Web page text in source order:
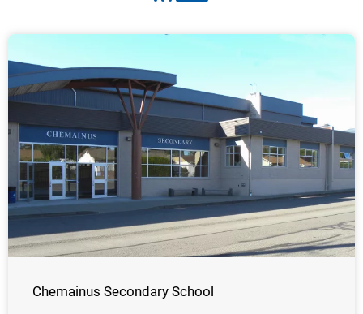
Chemainus Secondary School